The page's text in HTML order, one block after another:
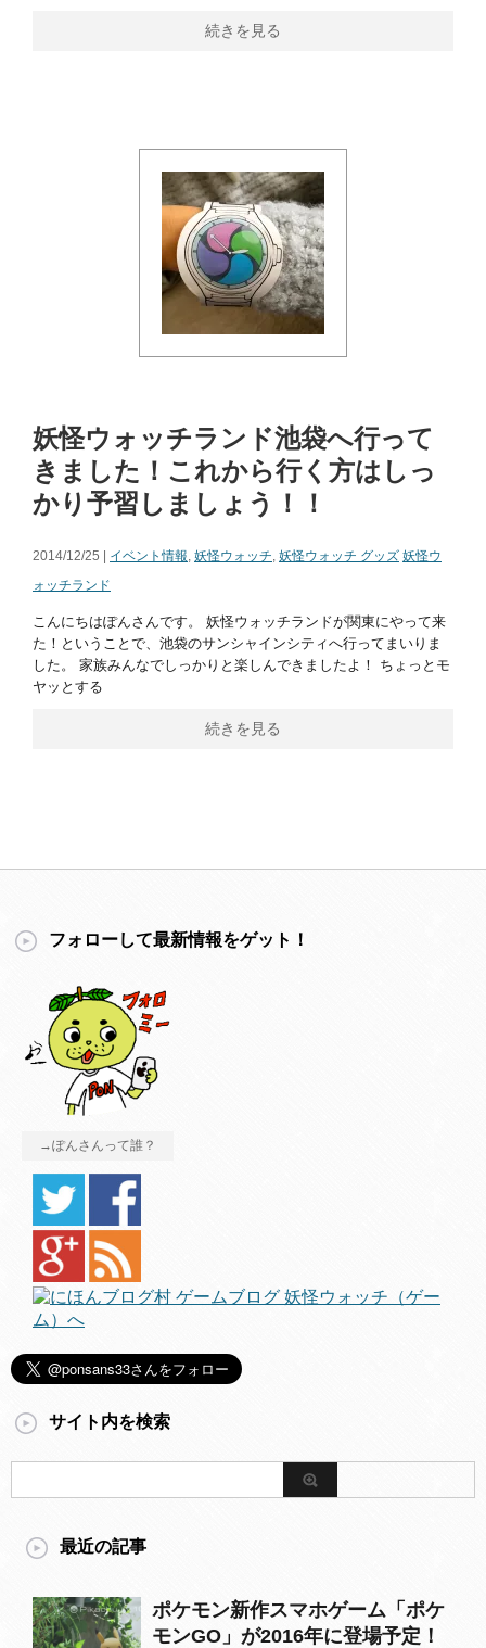
続きを見る
妖怪ウォッチランド池袋へ行って
きました！これから行く方はしっ
かり予習しましょう！！
2014/12/25 | イベント情報, 妖怪ウォッチ, 妖怪ウォッチ グッズ 妖怪ウ
ォッチランド
こんにちはぽんさんです。 妖怪ウォッチランドが関東にやって来
た！ということで、池袋のサンシャインシティへ行ってまいりま
した。 家族みんなでしっかりと楽しんできましたよ！ ちょっとモ
ヤッとする
続きを見る
フォローして最新情報をゲット！
→ぽんさんって誰？
サイト内を検索
最近の記事
ポケモン新作スマホゲーム「ポケ
モンGO」が2016年に登場予定！